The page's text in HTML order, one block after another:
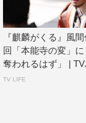
『麒麟がくる』風
回「本能寺の変」
奪われるはず」 |
TV LIFE